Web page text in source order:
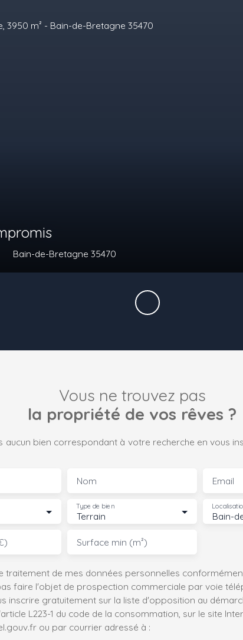
Vous ne trouvez pas
la propriété de vos rêves ?
aucun bien correspondant à votre recherche en vous
Nom Email
Terrain
Type de bien
Surface min (m²)
traitement de mes données personnelles conformément
faire l'objet de prospection commerciale par voie
inscrire gratuitement sur la liste d'opposition au
L223-1 du code de la consommation, sur le site
ou par courrier adressé à :